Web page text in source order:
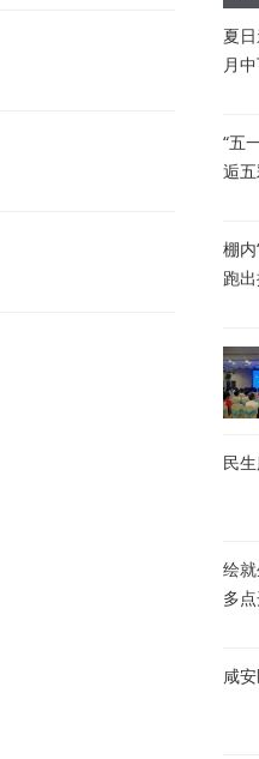
夏
月
“五
逅
棚
跑
民
绘
多
咸